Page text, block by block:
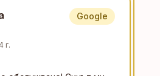
г.
Google